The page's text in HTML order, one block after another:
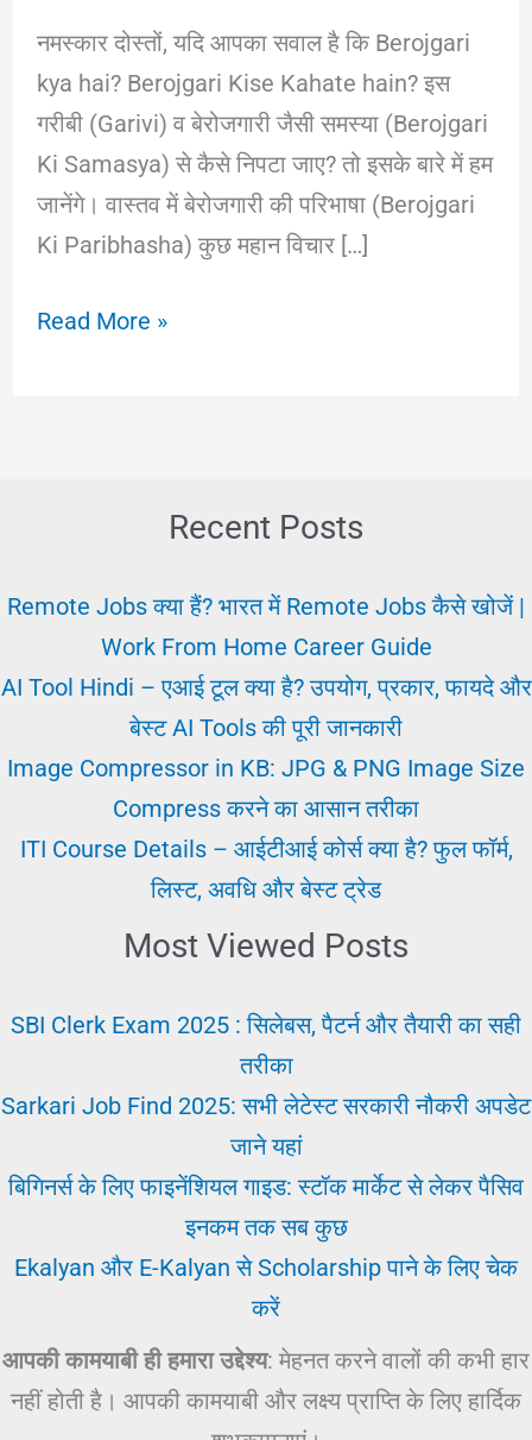
नमस्कार दोस्तों, यदि आपका सवाल है कि Berojgari
kya hai? Berojgari Kise Kahate hain? इस
गरीबी (Garivi) व बेरोजगारी जैसी समस्या (Berojgari
Ki Samasya) से कैसे निपटा जाए? तो इसके बारे में हम
जानेंगे। वास्तव में बेरोजगारी की परिभाषा (Berojgari
Ki Paribhasha) कुछ महान विचार […]
Berojgari
निपटे
Read More »
Recent Posts
Remote Jobs क्या हैं? भारत में Remote Jobs कैसे खोजें |
Work From Home Career Guide
AI Tool Hindi – एआई टूल क्या है? उपयोग, प्रकार, फायदे और
बेस्ट AI Tools की पूरी जानकारी
Image Compressor in KB: JPG & PNG Image Size
Compress करने का आसान तरीका
ITI Course Details – आईटीआई कोर्स क्या है? फुल फॉर्म,
लिस्ट, अवधि और बेस्ट ट्रेड
Most Viewed Posts
SBI Clerk Exam 2025 : सिलेबस, पैटर्न और तैयारी का सही
तरीका
Sarkari Job Find 2025: सभी लेटेस्ट सरकारी नौकरी अपडेट
जाने यहां
बिगिनर्स के लिए फाइनेंशियल गाइड: स्टॉक मार्केट से लेकर पैसिव
इनकम तक सब कुछ
Ekalyan और E-Kalyan से Scholarship पाने के लिए चेक
करें
आपकी कामयाबी ही हमारा उद्देश्य: मेहनत करने वालों की कभी हार
नहीं होती है। आपकी कामयाबी और लक्ष्य प्राप्ति के लिए हार्दिक